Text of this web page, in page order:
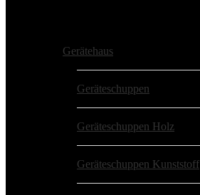
Gerätehaus
Geräteschuppen
Geräteschuppen Holz
Geräteschuppen Kunststoff